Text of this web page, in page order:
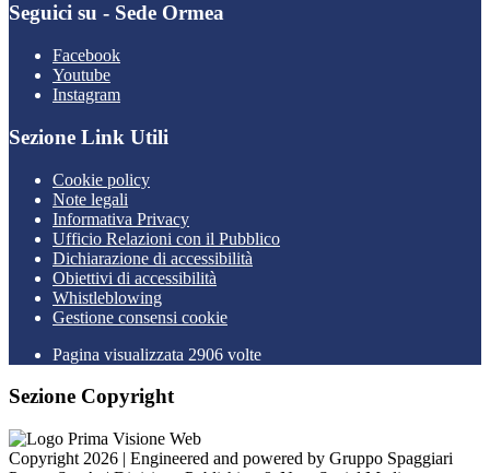
Seguici su - Sede Ormea
Facebook
Youtube
Instagram
Sezione Link Utili
Cookie policy
Note legali
Informativa Privacy
Ufficio Relazioni con il Pubblico
Dichiarazione di accessibilità
Obiettivi di accessibilità
Whistleblowing
Gestione consensi cookie
Pagina visualizzata 2906 volte
Sezione Copyright
Copyright 2026 | Engineered and powered by Gruppo Spaggiari